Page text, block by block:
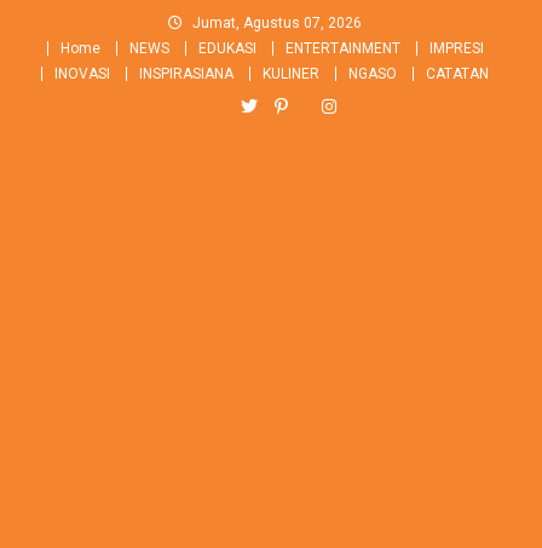
content
Jumat, Agustus 07, 2026
Home
NEWS EDUKASI ENTERTAINMENT
IMPRESI
INOVASI
INSPIRASIANA KULINER NGASO CATATAN